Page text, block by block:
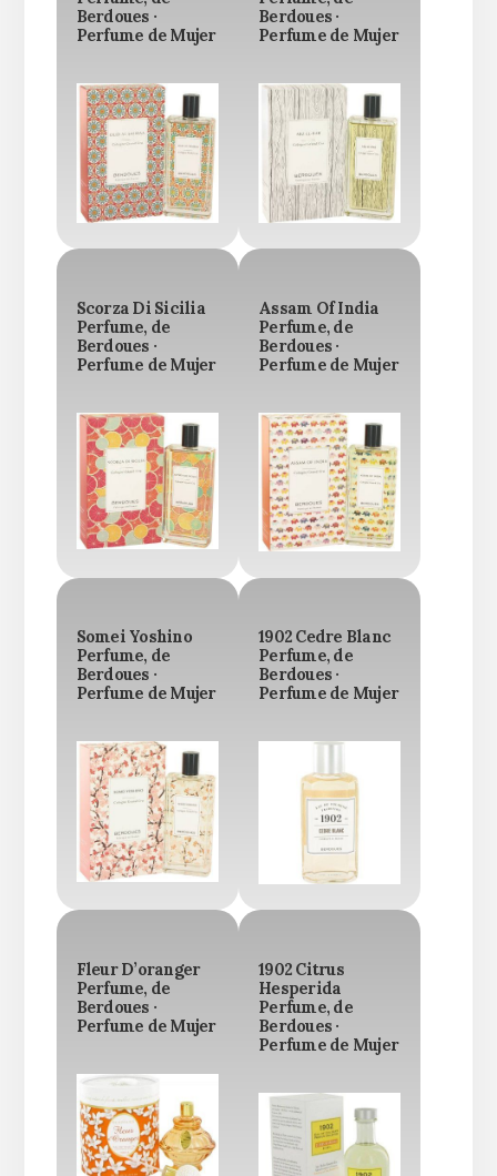
Berdoues ·
Perfume de Mujer
Berdoues ·
Perfume de Mujer
Scorza Di Sicilia
Perfume, de
Berdoues ·
Perfume de Mujer
Assam Of India
Perfume, de
Berdoues ·
Perfume de Mujer
Somei Yoshino
Perfume, de
Berdoues ·
Perfume de Mujer
1902 Cedre Blanc
Perfume, de
Berdoues ·
Perfume de Mujer
Fleur D’oranger
Perfume, de
Berdoues ·
Perfume de Mujer
1902 Citrus
Hesperida
Perfume, de
Berdoues ·
Perfume de Mujer